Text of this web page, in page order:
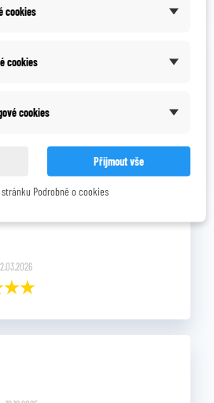
cookies
cookies
cookies
Přijmout vše
Podrobně o cookies